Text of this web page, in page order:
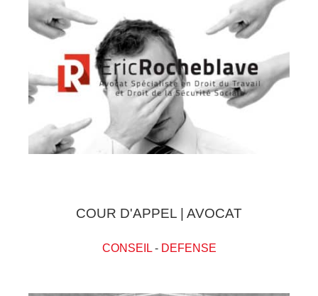
COUR D'APPEL | AVOCAT
CONSEIL- DEFENSE